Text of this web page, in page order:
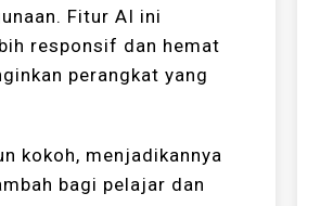
Fitur AI ini
responsif dan hemat
perangkat yang
kokoh, menjadikannya
bagi pelajar dan